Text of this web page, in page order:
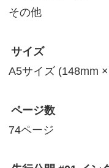
その他
サイズ
A5サイズ (148mm
ページ数
74ページ